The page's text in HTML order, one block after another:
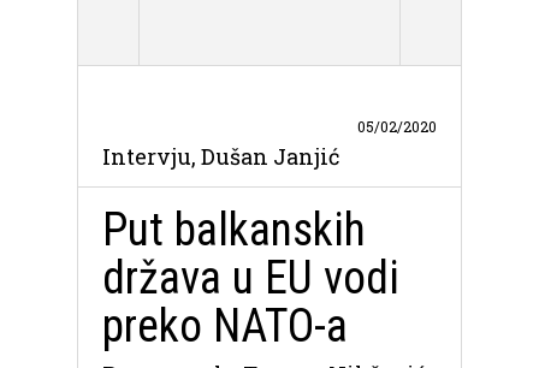
Intervju, Dušan Janjić
05/02/2020
Put balkanskih
država u EU vodi
preko NATO-a